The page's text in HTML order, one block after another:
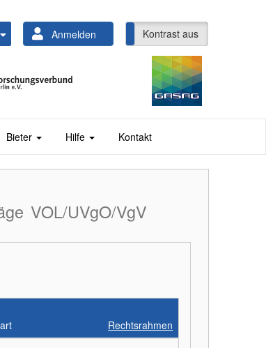
Anmelden
Kontrast ein Kontrast aus
Bieter Hilfe Kontakt
VOL/UVgO/VgV
Rechtsrahmen